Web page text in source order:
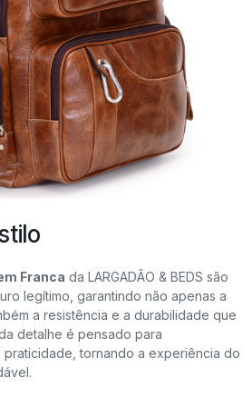
Franca da LARGADÃO & BEDS são
legítimo, garantindo não apenas a
a resistência e a durabilidade que
detalhe é pensado para
tornando a experiência do